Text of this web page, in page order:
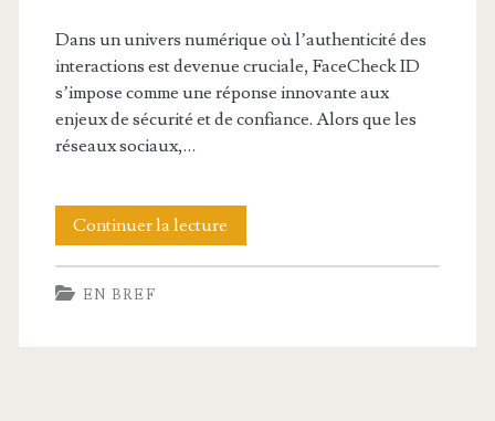
Dans un univers numérique où l’authenticité des
interactions est devenue cruciale, FaceCheck ID
s’impose comme une réponse innovante aux
enjeux de sécurité et de confiance. Alors que les
réseaux sociaux,…
Continuer la lecture
ID
EN BREF